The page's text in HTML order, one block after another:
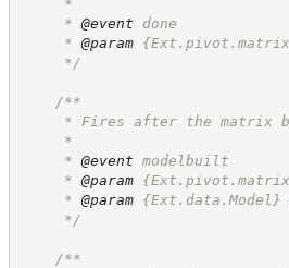
*
* @event done
* @param
*/
/**
* Fires after the matrix
*
* @event modelbuilt
* @param
* @param {Ext.data.Model}
*/
/**